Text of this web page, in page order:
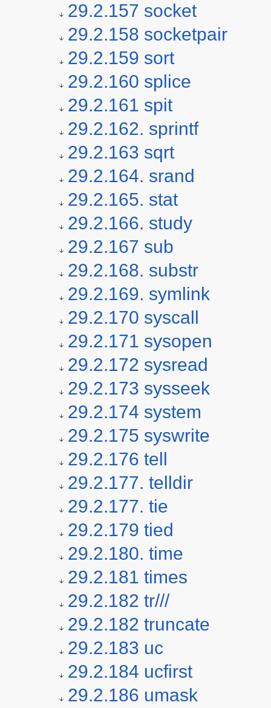
29.2.157 socket
29.2.158 socketpair
29.2.159 sort
29.2.160 splice
29.2.161 spit
29.2.162. sprintf
29.2.163 sqrt
29.2.164. srand
29.2.165. stat
29.2.166. study
29.2.167 sub
29.2.168. substr
29.2.169. symlink
29.2.170 syscall
29.2.171 sysopen
29.2.172 sysread
29.2.173 sysseek
29.2.174 system
29.2.175 syswrite
29.2.176 tell
29.2.177. telldir
29.2.177. tie
29.2.179 tied
29.2.180. time
29.2.181 times
29.2.182 tr///
29.2.182 truncate
29.2.183 uc
29.2.184 ucfirst
29.2.186 umask